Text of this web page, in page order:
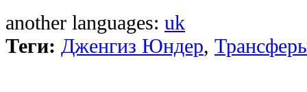
another languages: uk
Теги: Дженгиз Юндер,